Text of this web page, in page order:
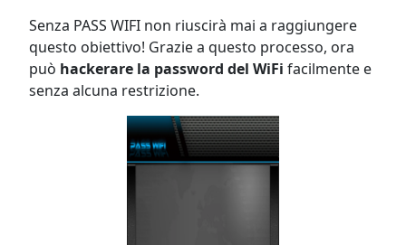
Senza PASS WIFI non riuscirà mai a raggiungere
questo obiettivo! Grazie a questo processo, ora
può hackerare la password del WiFi facilmente e
senza alcuna restrizione.